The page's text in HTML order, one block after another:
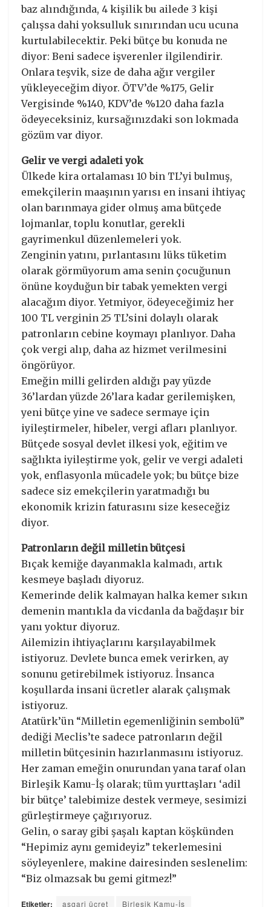
baz alındığında, 4 kişilik bu ailede 3 kişi
çalışsa dahi yoksulluk sınırından ucu ucuna
kurtulabilecektir. Peki bütçe bu konuda ne
diyor: Beni sadece işverenler ilgilendirir.
Onlara teşvik, size de daha ağır vergiler
yükleyeceğim diyor. ÖTV’de %175, Gelir
Vergisinde %140, KDV’de %120 daha fazla
ödeyeceksiniz, kursağınızdaki son lokmada
gözüm var diyor.
Gelir ve vergi adaleti yok
Ülkede kira ortalaması 10 bin TL’yi bulmuş,
emekçilerin maaşının yarısı en insani ihtiyaç
olan barınmaya gider olmuş ama bütçede
lojmanlar, toplu konutlar, gerekli
gayrimenkul düzenlemeleri yok.
Zenginin yatını, pırlantasını lüks tüketim
olarak görmüyorum ama senin çocuğunun
önüne koyduğun bir tabak yemekten vergi
alacağım diyor. Yetmiyor, ödeyeceğimiz her
100 TL verginin 25 TL’sini dolaylı olarak
patronların cebine koymayı planlıyor. Daha
çok vergi alıp, daha az hizmet verilmesini
öngörüyor.
Emeğin milli gelirden aldığı pay yüzde
36’lardan yüzde 26’lara kadar gerilemişken,
yeni bütçe yine ve sadece sermaye için
iyileştirmeler, hibeler, vergi afları planlıyor.
Bütçede sosyal devlet ilkesi yok, eğitim ve
sağlıkta iyileştirme yok, gelir ve vergi adaleti
yok, enflasyonla mücadele yok; bu bütçe bize
sadece siz emekçilerin yaratmadığı bu
ekonomik krizin faturasını size keseceğiz
diyor.
Patronların değil milletin bütçesi
Bıçak kemiğe dayanmakla kalmadı, artık
kesmeye başladı diyoruz.
Kemerinde delik kalmayan halka kemer sıkın
demenin mantıkla da vicdanla da bağdaşır bir
yanı yoktur diyoruz.
Ailemizin ihtiyaçlarını karşılayabilmek
istiyoruz. Devlete bunca emek verirken, ay
sonunu getirebilmek istiyoruz. İnsanca
koşullarda insani ücretler alarak çalışmak
istiyoruz.
Atatürk’ün “Milletin egemenliğinin sembolü”
dediği Meclis’te sadece patronların değil
milletin bütçesinin hazırlanmasını istiyoruz.
Her zaman emeğin onurundan yana taraf olan
Birleşik Kamu-İş olarak; tüm yurttaşları ‘adil
bir bütçe’ talebimize destek vermeye, sesimizi
gürleştirmeye çağırıyoruz.
Gelin, o saray gibi şaşalı kaptan köşkünden
“Hepimiz aynı gemideyiz” tekerlemesini
söyleyenlere, makine dairesinden seslenelim:
“Biz olmazsak bu gemi gitmez!”
Etiketler: asgari ücret Birleşik Kamu-İş